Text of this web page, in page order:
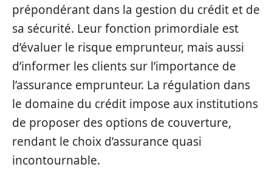
prépondérant dans la gestion du crédit et de
sa sécurité. Leur fonction primordiale est
d’évaluer le risque emprunteur, mais aussi
d’informer les clients sur l’importance de
l’assurance emprunteur. La régulation dans
le domaine du crédit impose aux institutions
de proposer des options de couverture,
rendant le choix d’assurance quasi
incontournable.